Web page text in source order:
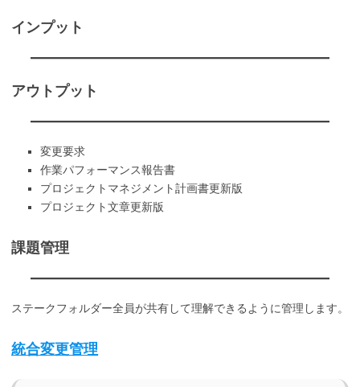
インプット
アウトプット
変更要求
作業パフォーマンス報告書
プロジェクトマネジメント計画書更新版
プロジェクト文章更新版
課題管理
ステークフォルダー全員が共有して理解できるように管理します。
統合変更管理